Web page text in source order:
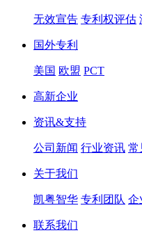
无效宣告 专利权评估
国外专利
美国 欧盟 PCT
高新企业
资讯&支持
公司新闻 行业资讯 常
关于我们
凯粤智华 专利团队 企
联系我们